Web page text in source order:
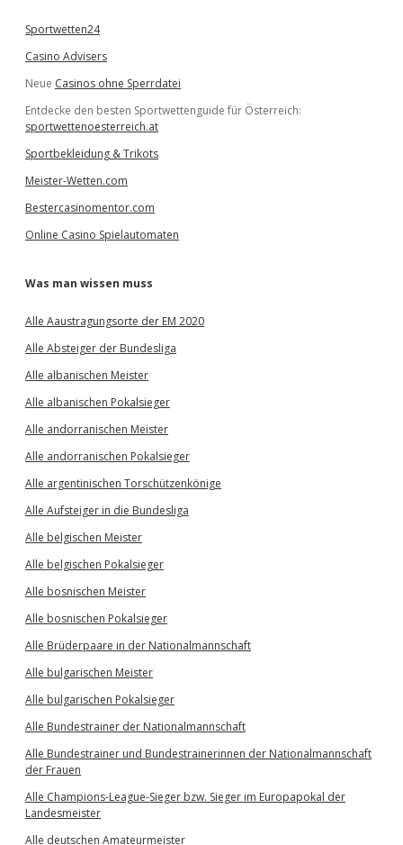
Sportwetten24
Casino Advisers
Neue Casinos ohne Sperrdatei
Entdecke den besten Sportwettenguide für Österreich:
sportwettenoesterreich.at
Sportbekleidung & Trikots
Meister-Wetten.com
Bestercasinomentor.com
Online Casino Spielautomaten
Was man wissen muss
Alle Aaustragungsorte der EM 2020
Alle Absteiger der Bundesliga
Alle albanischen Meister
Alle albanischen Pokalsieger
Alle andorranischen Meister
Alle andorranischen Pokalsieger
Alle argentinischen Torschützenkönige
Alle Aufsteiger in die Bundesliga
Alle belgischen Meister
Alle belgischen Pokalsieger
Alle bosnischen Meister
Alle bosnischen Pokalsieger
Alle Brüderpaare in der Nationalmannschaft
Alle bulgarischen Meister
Alle bulgarischen Pokalsieger
Alle Bundestrainer der Nationalmannschaft
Alle Bundestrainer und Bundestrainerinnen der Nationalmannschaft
der Frauen
Alle Champions-League-Sieger bzw. Sieger im Europapokal der
Landesmeister
Alle deutschen Amateurmeister